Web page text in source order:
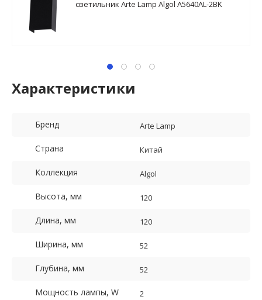
светильник Arte Lamp Algol A5640AL-2BK
Характеристики
Бренд Arte Lamp
Страна Китай
Коллекция Algol
Высота, мм 120
Длина, мм 120
Ширина, мм 52
Глубина, мм 52
Мощность лампы, W 2